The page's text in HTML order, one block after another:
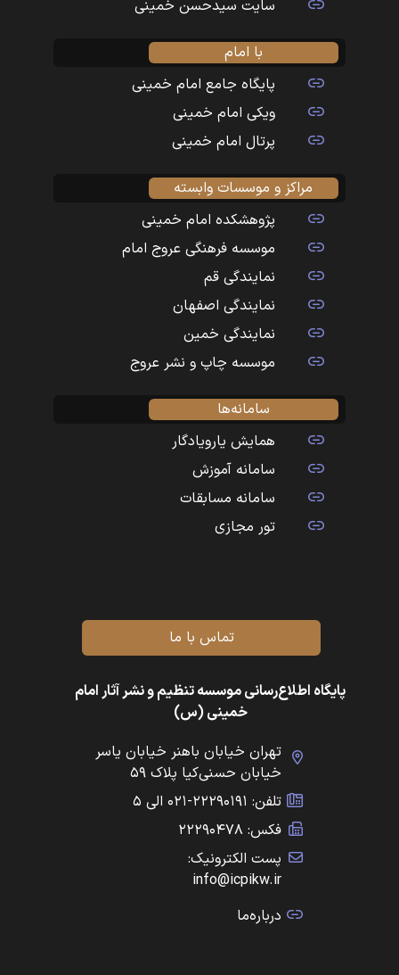
سایت سیدحسن خمینی
با امام
پایگاه جامع امام خمینی
ویکی امام خمینی
پرتال امام خمینی
مراکز و موسسات وابسته
پژوهشکده امام خمینی
موسسه فرهنگی عروج امام
نمایندگی قم
نمایندگی اصفهان
نمایندگی خمین
موسسه چاپ و نشر عروج
سامانه‌ها
همایش یارویادگار
سامانه آموزش
سامانه مسابقات
تور مجازی
تماس با ما
پایگاه اطلاع‌رسانی موسسه تنظیم و نشر آثار امام
خمینی (س)
تهران خیابان باهنر خیابان یاسر
خیابان حسنی‌کیا پلاک ۵۹
تلفن: ۲۲۲۹۰۱۹۱-۰۲۱ الی ۵
فکس: ۲۲۲۹۰۴۷۸
پست الکترونیک:
info@icpikw.ir
درباره‌ما